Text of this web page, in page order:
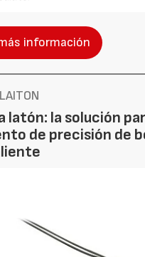
información
latón: la solución
de precisión de